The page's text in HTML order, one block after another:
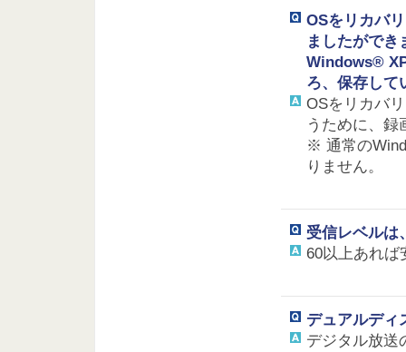
OSをリカバ
ましたができ
Windows®
ろ、保存して
OSをリカバ
うために、録
※ 通常の
りません。
受信レベルは
60以上あれば
デュアルディ
デジタル放送